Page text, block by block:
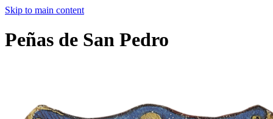
Skip to main content
Peñas de San Pedro